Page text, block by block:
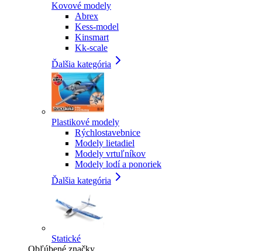
Kovové modely
Abrex
Kess-model
Kinsmart
Kk-scale
Ďalšia kategória
Plastikové modely
Rýchlostavebnice
Modely lietadiel
Modely vrtuľníkov
Modely lodí a ponoriek
Ďalšia kategória
Statické